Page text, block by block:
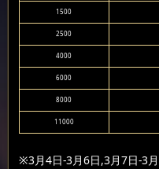
1500
2500
4000
6000
8000
11000
※3月4日-3月6日,3月7日-3月